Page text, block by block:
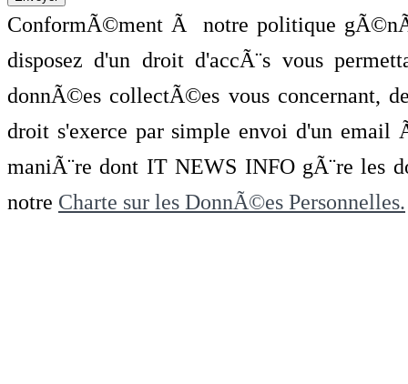
ConformÃ©ment Ã notre politique
disposez d'un droit d'accÃ¨s vous
donnÃ©es collectÃ©es vous concernant,
droit s'exerce par simple envoi d'un
maniÃ¨re dont IT NEWS INFO gÃ¨re les
notre Charte sur les DonnÃ©es Personnelles.